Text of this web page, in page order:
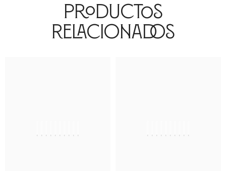
Productos
Relacionados